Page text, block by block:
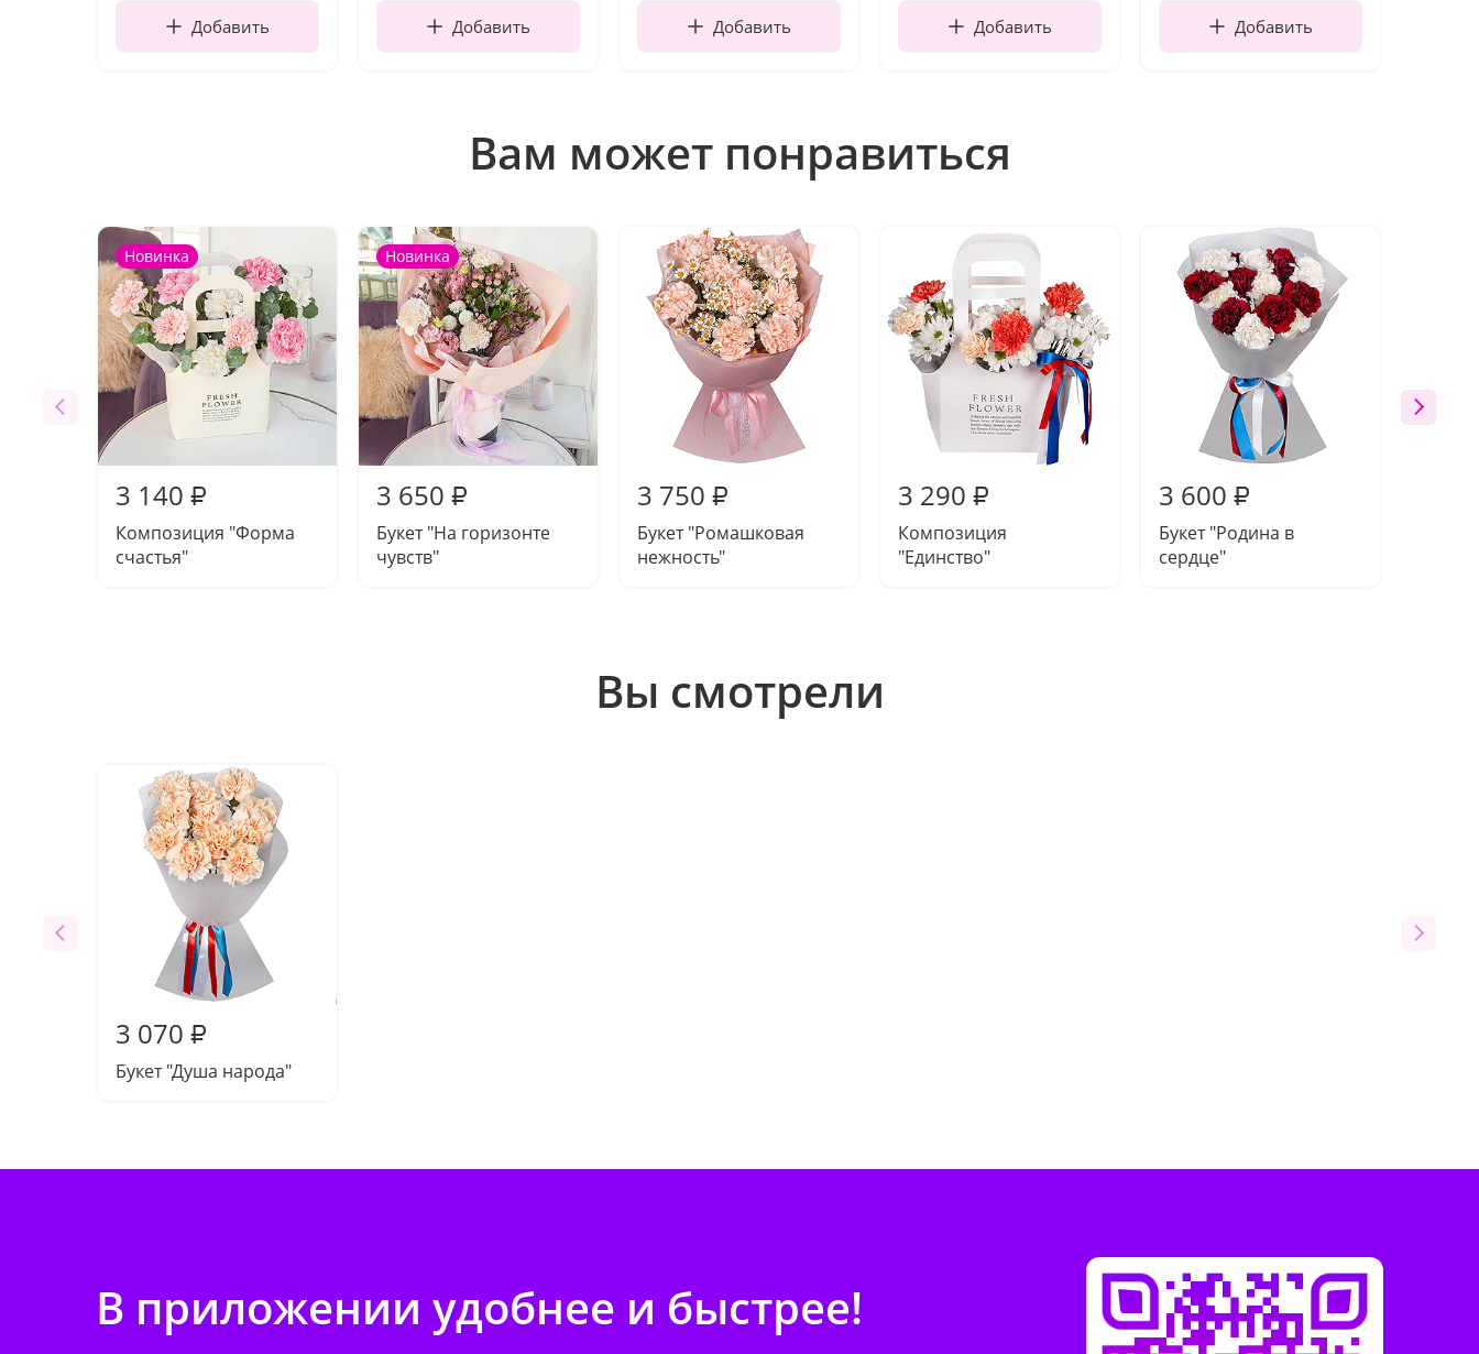
Добавить Добавить Добавить Добавить Добавить
Вам может понравиться
Новинка
3 140 ₽
Композиция "Форма
счастья"
Новинка
3 650 ₽
Букет "На горизонте
чувств"
3 750 ₽
Букет "Ромашковая
нежность"
3 290 ₽
Композиция
"Единство"
3 600 ₽
Букет "Родина в
сердце"
Вы смотрели
3 070 ₽
Букет "Душа народа"
В приложении удобнее и быстрее!